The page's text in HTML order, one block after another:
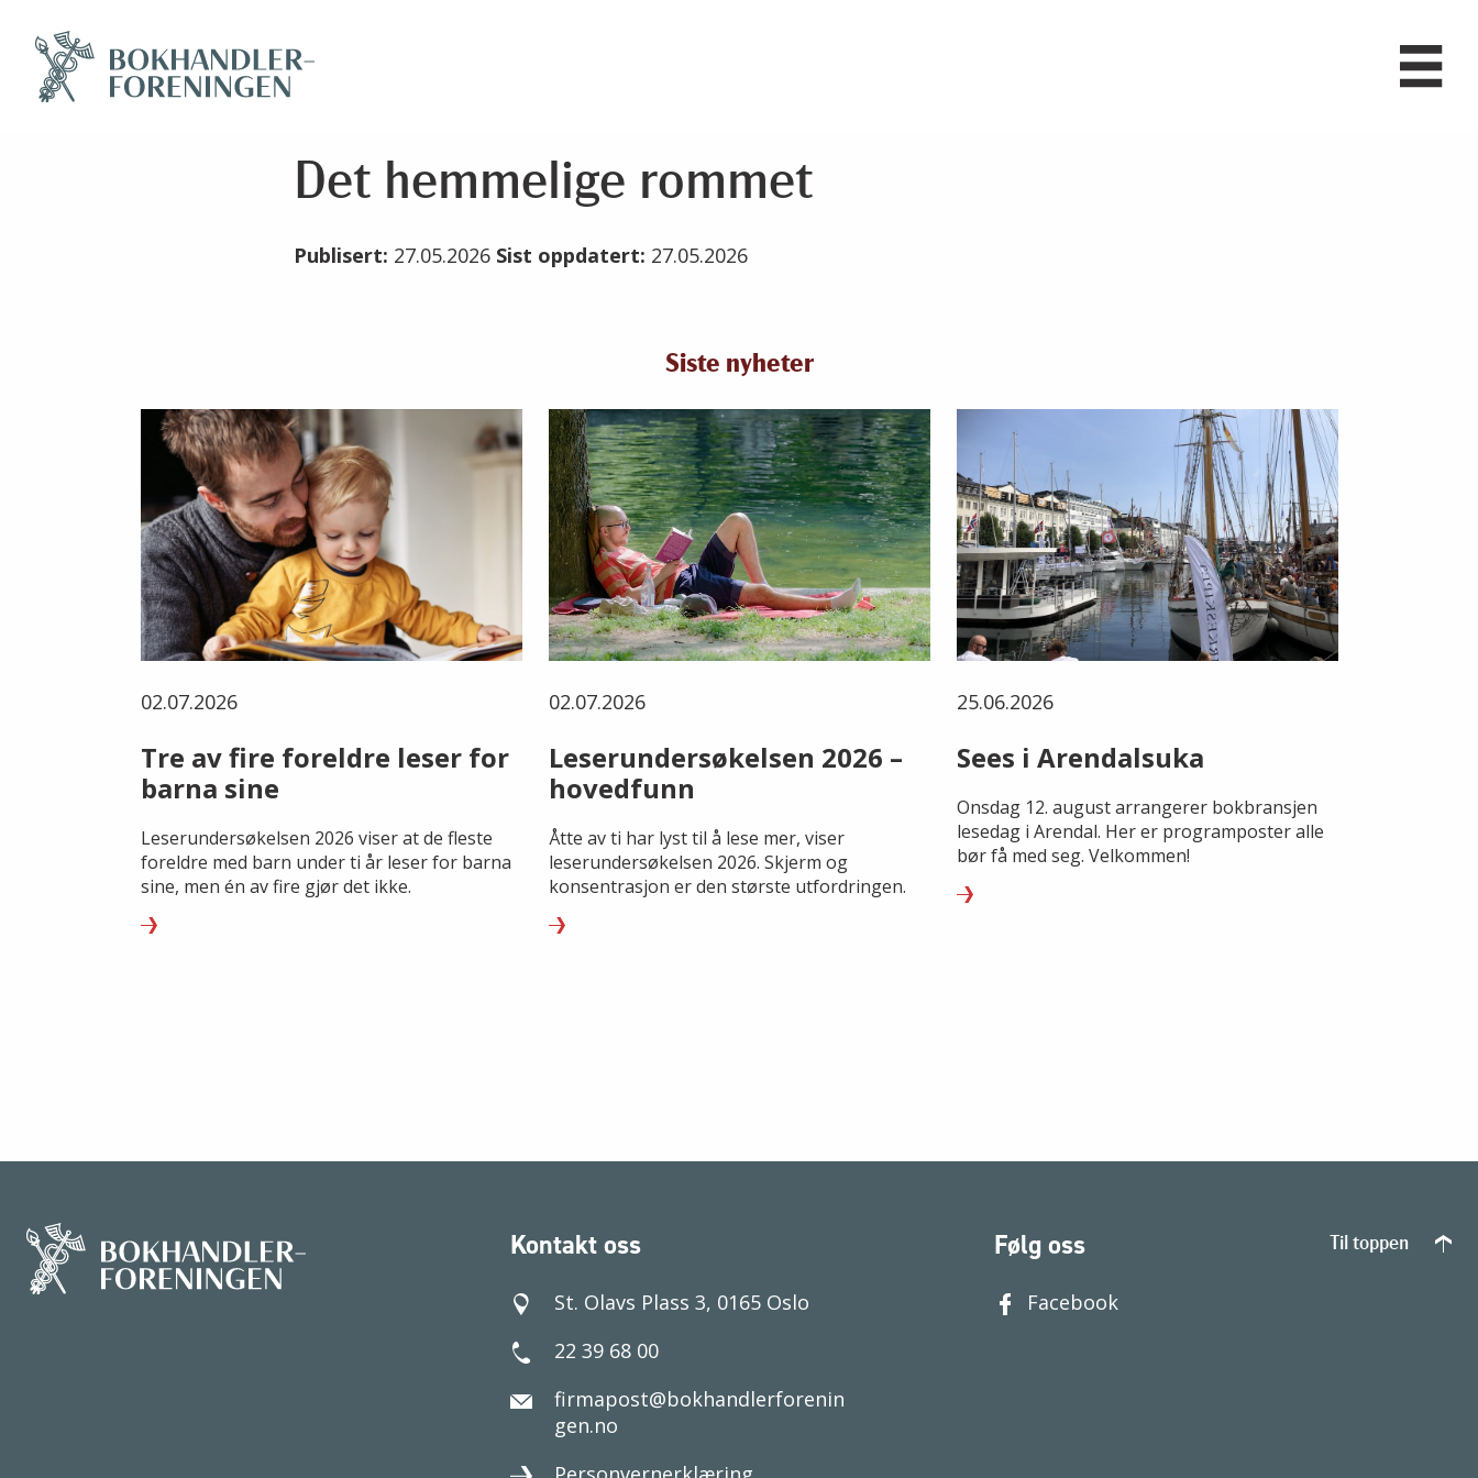
Det hemmelige rommet
Publisert: 27.05.2026 Sist oppdatert: 27.05.2026
Siste nyheter
02.07.2026
Tre av fire foreldre leser for
barna sine
Leserundersøkelsen 2026 viser at de fleste
foreldre med barn under ti år leser for barna
sine, men én av fire gjør det ikke.
02.07.2026
Leserundersøkelsen 2026 –
hovedfunn
Åtte av ti har lyst til å lese mer, viser
leserundersøkelsen 2026. Skjerm og
konsentrasjon er den største utfordringen.
25.06.2026
Sees i Arendalsuka
Onsdag 12. august arrangerer bokbransjen
lesedag i Arendal. Her er programposter alle
bør få med seg. Velkommen!
Kontakt oss
St. Olavs Plass 3, 0165 Oslo
22 39 68 00
firmapost@bokhandlerforenin
gen.no
Følg oss
Facebook
Til toppen